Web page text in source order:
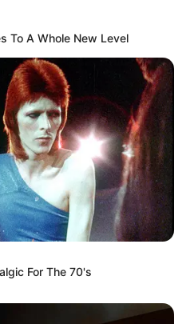
To A Whole New Level
For The 70's